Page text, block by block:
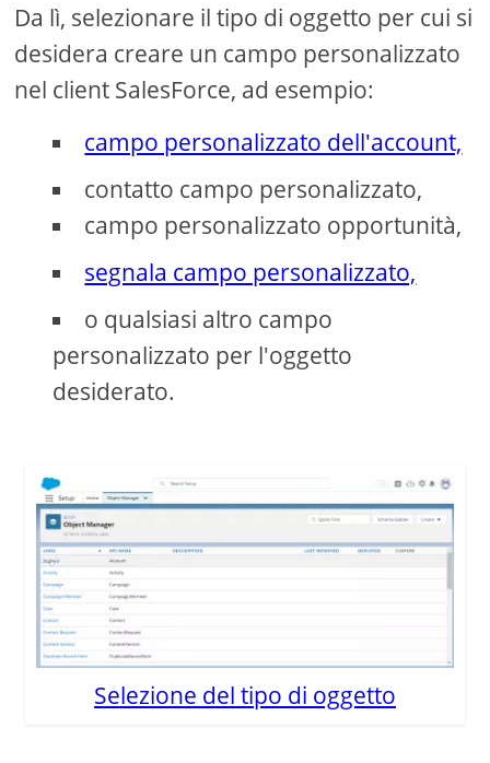
Da lì, selezionare il tipo di oggetto per cui si
desidera creare un campo personalizzato
nel client SalesForce, ad esempio:
campo personalizzato dell'account,
contatto campo personalizzato,
campo personalizzato opportunità,
segnala campo personalizzato,
o qualsiasi altro campo
personalizzato per l'oggetto
desiderato.
Selezione del tipo di oggetto